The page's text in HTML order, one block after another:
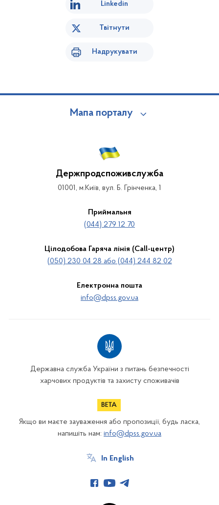
Linkedin
Твітнути
Надрукувати
Мапа порталу
Держпродспоживслужба
01001, м.Київ, вул. Б. Грінченка, 1
Приймальня
(044) 279 12 70
Цілодобова Гаряча лінія (Call-центр)
(050) 230 04 28 або (044) 244 82 02
Електронна пошта
info@dpss.gov.ua
Державна служба України з питань безпечності
харчових продуктів та захисту споживачів
Якщо ви маєте зауваження або пропозиції, будь ласка,
напишіть нам: info@dpss.gov.ua
In English